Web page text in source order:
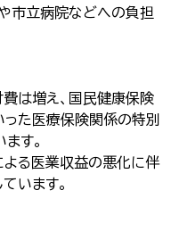
市立病院などへの負担
は増え、国民健康保険
た医療保険関係の特別
す。
よる医業収益の悪化に伴
います。